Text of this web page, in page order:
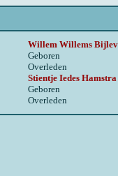
Willem Willems
Geboren
Overleden
Stientje Iedes Hamstra
Geboren
Overleden